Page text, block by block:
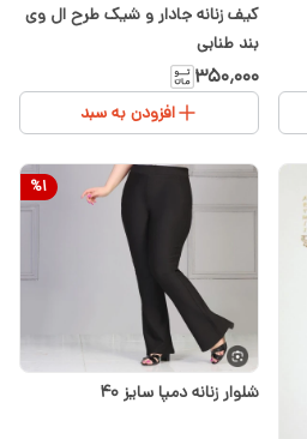
کیف زنانه جادار و شیک طرح ال وی
بند طنابی
۳۵۰٬۰۰۰
افزودن به سبد
%1
شلوار زنانه دمپا سایز ۴۰